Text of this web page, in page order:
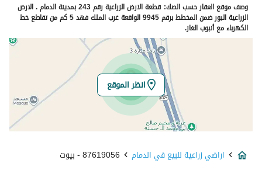
الرقم الاضافي
2136
خط العرض
26.496380821407218
49.70030493042702
نوع الإعلان
للبيع
استخدام العقار
زراعي
وصف موقع العقار حسب الصك:
قطعة الارض الزراعية رقم 243 بمدينة الدمام . الارض
الزراعية البور ضمن المخطط برقم 9945 الواقعة غرب الملك فهد 5 كم من تقاطع خط
الكهرباء مع أنبوب الغاز.
انظر الموقع
اراضي زراعية للبيع في الدمام 87619056 - بيوت